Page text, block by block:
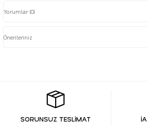
Yorumlar (0)
Önerileriniz
SORUNSUZ TESLİMAT